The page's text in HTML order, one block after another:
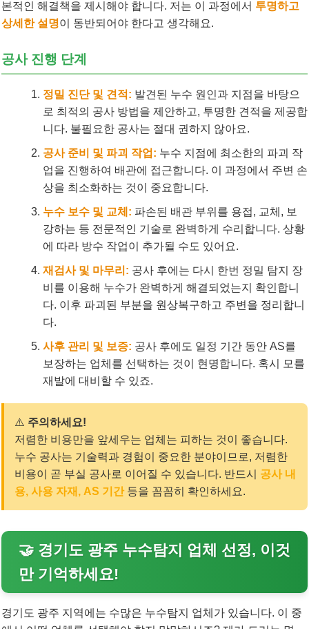
본적인 해결책을 제시해야 합니다. 저는 이 과정에서 투명하고
상세한 설명이 동반되어야 한다고 생각해요.
공사 진행 단계
정밀 진단 및 견적: 발견된 누수 원인과 지점을 바탕으
로 최적의 공사 방법을 제안하고, 투명한 견적을 제공합
니다. 불필요한 공사는 절대 권하지 않아요.
공사 준비 및 파괴 작업: 누수 지점에 최소한의 파괴 작
업을 진행하여 배관에 접근합니다. 이 과정에서 주변 손
상을 최소화하는 것이 중요합니다.
누수 보수 및 교체: 파손된 배관 부위를 용접, 교체, 보
강하는 등 전문적인 기술로 완벽하게 수리합니다. 상황
에 따라 방수 작업이 추가될 수도 있어요.
재검사 및 마무리: 공사 후에는 다시 한번 정밀 탐지 장
비를 이용해 누수가 완벽하게 해결되었는지 확인합니
다. 이후 파괴된 부분을 원상복구하고 주변을 정리합니
다.
사후 관리 및 보증: 공사 후에도 일정 기간 동안 AS를
보장하는 업체를 선택하는 것이 현명합니다. 혹시 모를
재발에 대비할 수 있죠.
⚠️ 주의하세요!
저렴한 비용만을 앞세우는 업체는 피하는 것이 좋습니다.
누수 공사는 기술력과 경험이 중요한 분야이므로, 저렴한
비용이 곧 부실 공사로 이어질 수 있습니다. 반드시 공사 내
용, 사용 자재, AS 기간등을 꼼꼼히 확인하세요.
🤝 경기도 광주 누수탐지 업체 선정, 이것
만 기억하세요!
경기도 광주 지역에는 수많은 누수탐지 업체가 있습니다. 이 중